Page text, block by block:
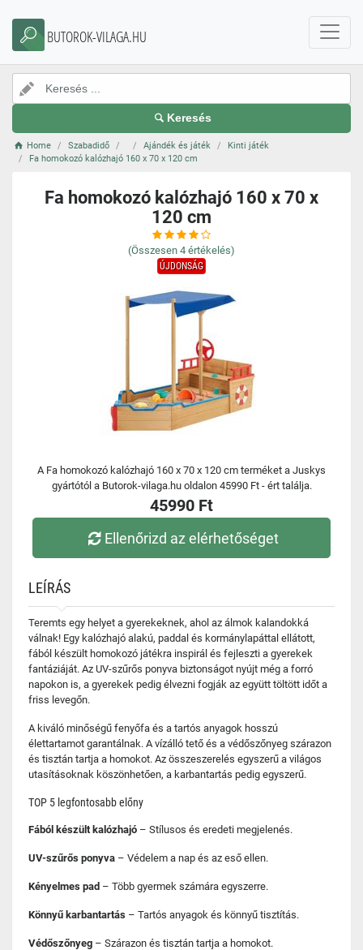
BUTOROK-VILAGA.HU
Keresés
Home Szabadidő Ajándék és játék
Kinti játék
Fa homokozó kalózhajó 160 x 70 x 120 cm
Fa homokozó kalózhajó 160 x 70 x
120 cm
(Összesen 4 értékelés)
ÚJDONSÁG
A Fa homokozó kalózhajó 160 x 70 x 120 cm terméket a Juskys
gyártótól a Butorok-vilaga.hu oldalon 45990 Ft - ért találja.
45990 Ft
Ellenőrizd az elérhetőséget
LEÍRÁS
Teremts egy helyet a gyerekeknek, ahol az álmok kalandokká
válnak! Egy kalózhajó alakú, paddal és kormánylapáttal ellátott,
fából készült homokozó játékra inspirál és fejleszti a gyerekek
fantáziáját. Az UV-szűrős ponyva biztonságot nyújt még a forró
napokon is, a gyerekek pedig élvezni fogják az együtt töltött időt a
friss levegőn.
A kiváló minőségű fenyőfa és a tartós anyagok hosszú
élettartamot garantálnak. A vízálló tető és a védőszőnyeg szárazon
és tisztán tartja a homokot. Az összeszerelés egyszerű a világos
utasításoknak köszönhetően, a karbantartás pedig egyszerű.
TOP 5 legfontosabb előny
Fából készült kalózhajó – Stílusos és eredeti megjelenés.
UV-szűrős ponyva – Védelem a nap és az eső ellen.
Kényelmes pad – Több gyermek számára egyszerre.
Könnyű karbantartás – Tartós anyagok és könnyű tisztítás.
Védőszőnyeg – Szárazon és tisztán tartja a homokot.